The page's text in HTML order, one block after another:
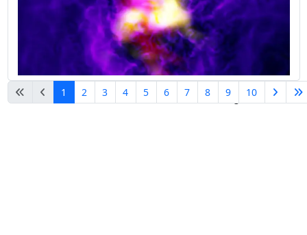
Pagina 1 van 27
1 2 3 4 5 6 7 8 9 10